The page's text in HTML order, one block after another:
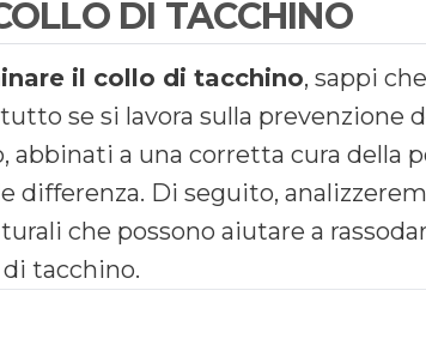
DI TACCHINO
il collo di tacchino, sappi
se si lavora sulla prevenzione
abbinati a una corretta cura della
differenza. Di seguito,
che possono aiutare a
tacchino.